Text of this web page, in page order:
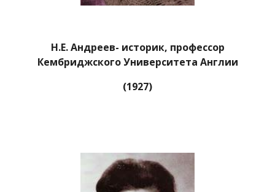
Н.Е. Андреев- историк, профессор
Кембриджского Университета Англии
(1927)